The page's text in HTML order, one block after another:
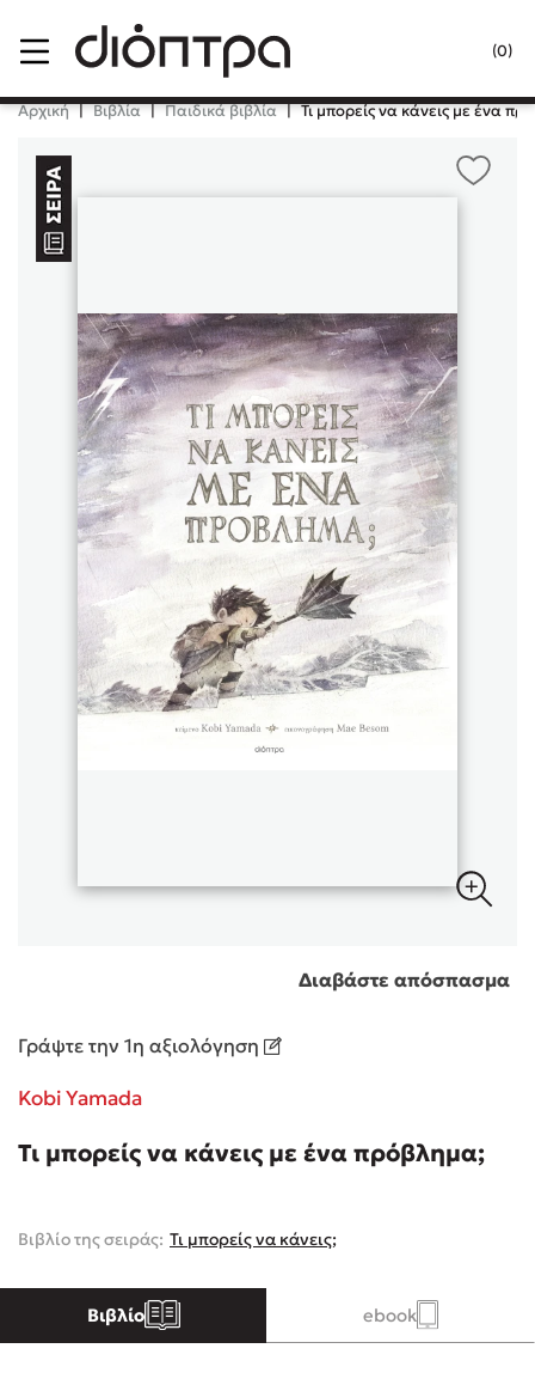
(0)
Κλείσιμο
Δημοφιλή Βιβλία
Χάρης Πολίτης
Καθρέφτης
Sebastian Fitzek
Playlist
Αρχική | Βιβλία | Παιδικά βιβλία | Τι μπορείς να κάνεις με ένα
Διαβάστε απόσπασμα
Γράψτε την 1η αξιολόγηση
Kobi Yamada
Τι μπορείς να κάνεις με ένα πρόβλημα;
Βιβλίο της σειράς: Τι μπορείς να κάνεις;
Βιβλίο ebook